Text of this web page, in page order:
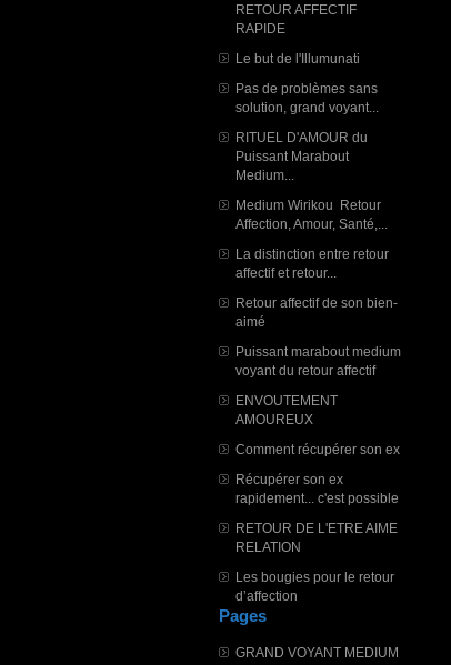
RETOUR AFFECTIF
RAPIDE
Le but de l'Illumunati
Pas de problèmes sans
solution, grand voyant...
RITUEL D'AMOUR du
Puissant Marabout
Medium...
Medium Wirikou Retour
Affection, Amour, Santé,...
La distinction entre retour
affectif et retour...
Retour affectif de son bien-
aimé
Puissant marabout medium
voyant du retour affectif
ENVOUTEMENT
AMOUREUX
Comment récupérer son ex
Récupérer son ex
rapidement... c'est possible
RETOUR DE L'ETRE AIME
RELATION
Les bougies pour le retour
d’affection
Pages
GRAND VOYANT MEDIUM